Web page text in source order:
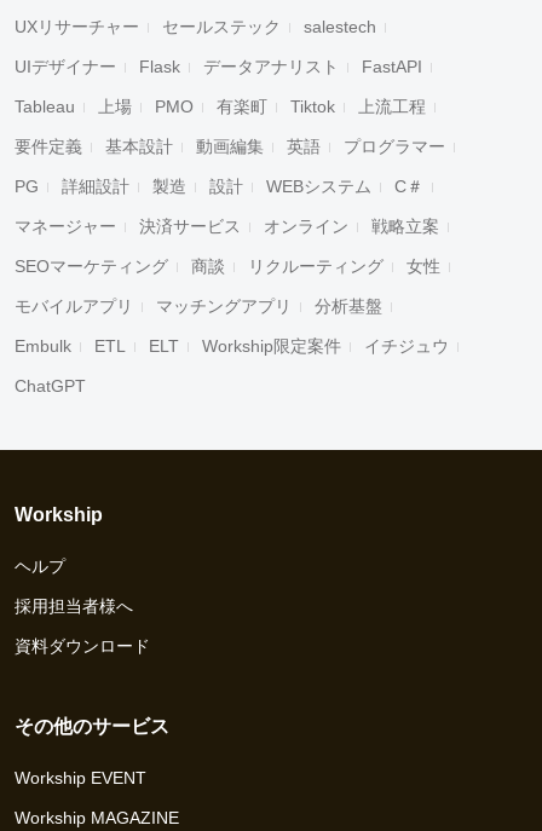
UXリサーチャー セールステック salestech
UIデザイナー Flask データアナリスト FastAPI
Tableau 上場 PMO 有楽町 Tiktok 上流工程
要件定義 基本設計 動画編集 英語 プログラマー
PG 詳細設計 製造 設計 WEBシステム C＃
マネージャー 決済サービス オンライン 戦略立案
SEOマーケティング 商談 リクルーティング 女性
モバイルアプリ マッチングアプリ 分析基盤
Embulk ETL ELT Workship限定案件 イチジュウ
ChatGPT
Workship
ヘルプ
採用担当者様へ
資料ダウンロード
その他のサービス
Workship EVENT
Workship MAGAZINE